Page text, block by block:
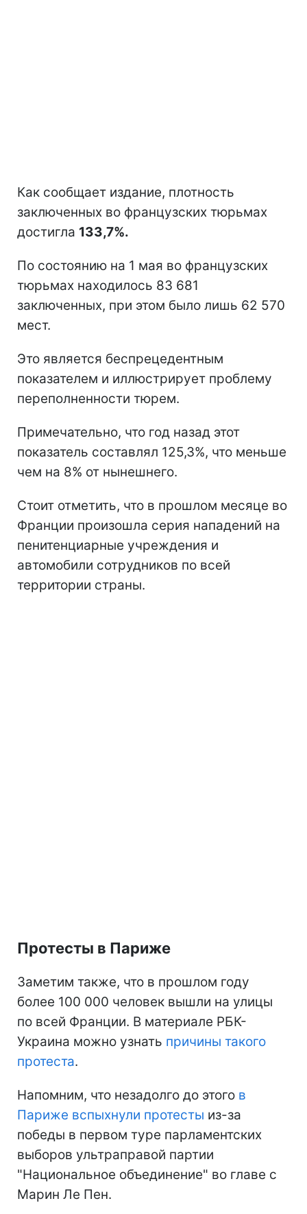
Как сообщает издание, плотность
заключенных во французских тюрьмах
достигла 133,7%.
По состоянию на 1 мая во французских
тюрьмах находилось 83 681
заключенных, при этом было лишь 62 570
мест.
Это является беспрецедентным
показателем и иллюстрирует проблему
переполненности тюрем.
Примечательно, что год назад этот
показатель составлял 125,3%, что меньше
чем на 8% от нынешнего.
Стоит отметить, что в прошлом месяце во
Франции произошла серия нападений на
пенитенциарные учреждения и
автомобили сотрудников по всей
территории страны.
Протесты в Париже
Заметим также, что в прошлом году
более 100 000 человек вышли на улицы
по всей Франции. В материале РБК-
Украина можно узнать причины такого
протеста.
Напомним, что незадолго до этого в
Париже вспыхнули протесты из-за
победы в первом туре парламентских
выборов ультраправой партии
"Национальное объединение" во главе с
Марин Ле Пен.